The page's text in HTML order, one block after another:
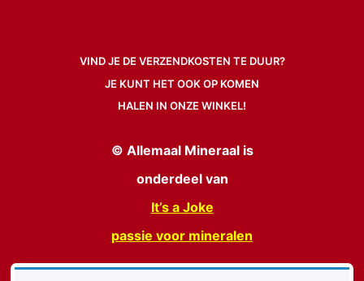
VIND JE DE VERZENDKOSTEN TE DUUR?
JE KUNT HET OOK OP KOMEN
HALEN IN ONZE WINKEL!
© Allemaal Mineraal is
onderdeel van
It’s a Joke
passie voor mineralen